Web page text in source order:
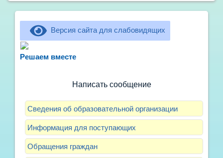
Версия сайта для слабовидящих
Решаем вместерассказать о воспитателях? Знаете, как
Написать сообщение
Сведения об образовательной организации
Информация для поступающих
Обращения граждан